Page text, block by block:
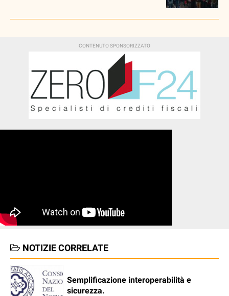
NOTIZIE CORRELATE
Semplificazione interoperabilità e
sicurezza.